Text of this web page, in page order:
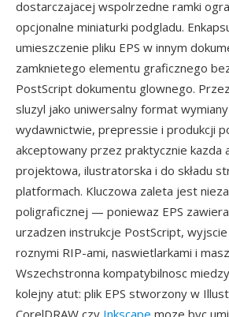
dostarczajacej wspolrzedne ramki
opcjonalne miniaturki podgladu.
umieszczenie pliku EPS w innym
zamknietego elementu graficznego
PostScript dokumentu glownego.
sluzyl jako uniwersalny format
wydawnictwie, prepressie i produkcji
akceptowany przez praktycznie kazda
projektowa, ilustratorska i do składu
platformach. Kluczowa zaleta jest
poligraficznej — poniewaz EPS
urzadzen instrukcje PostScript,
roznymi RIP-ami, naswietlarkami i
Wszechstronna kompatybilnosc
kolejny atut: plik EPS stworzony w
CorelDRAW czy Inkscape moze byc